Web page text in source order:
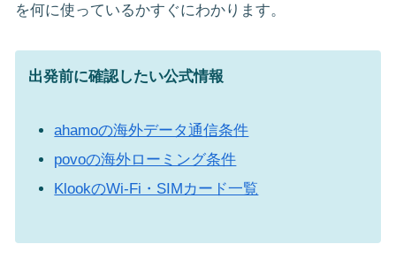
を何に使っているかすぐにわかります。
出発前に確認したい公式情報
ahamoの海外データ通信条件
povoの海外ローミング条件
KlookのWi-Fi・SIMカード一覧